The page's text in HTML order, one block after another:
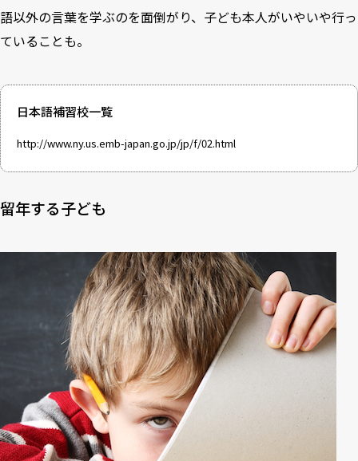
語以外の言葉を学ぶのを面倒がり、子ども本人がいやいや行っ
ていることも。
日本語補習校一覧
http://www.ny.us.emb-japan.go.jp/jp/f/02.html
留年する子ども